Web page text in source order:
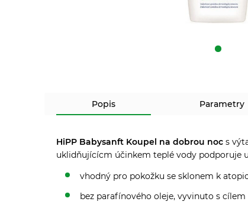
Popis Parametry
HiPP Babysanft Koupel na dobrou noc s
uklidňujícícm účinkem teplé vody podporuje
vhodný pro pokožku se sklonem k
bez parafínového oleje, vyvinuto s